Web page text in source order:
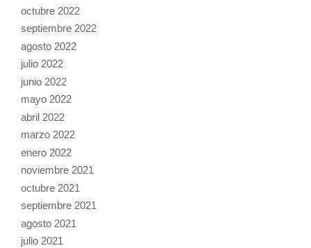
octubre 2022
septiembre 2022
agosto 2022
julio 2022
junio 2022
mayo 2022
abril 2022
marzo 2022
enero 2022
noviembre 2021
octubre 2021
septiembre 2021
agosto 2021
julio 2021